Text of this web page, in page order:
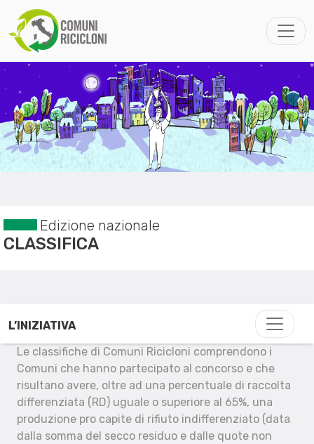
Edizione nazionale
CLASSIFICA
L’INIZIATIVA
Le classifiche di Comuni Ricicloni comprendono i
Comuni che hanno partecipato al concorso e che
risultano avere, oltre ad una percentuale di raccolta
differenziata (RD) uguale o superiore al 65%, una
produzione pro capite di rifiuto indifferenziato (data
dalla somma del secco residuo e dalle quote non